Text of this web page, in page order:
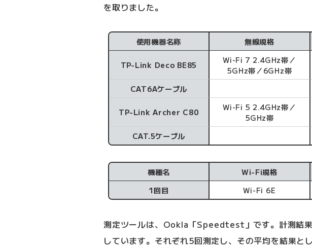
を取りました。
使用機器名称 無線規格
TP-Link Deco BE85
Wi-Fi 7 2.4GHz帯／
5GHz帯／6GHz帯
CAT6Aケーブル
TP-Link Archer C80
Wi-Fi 5 2.4GHz帯／
5GHz帯
CAT.5ケーブル
機種名 Wi-Fi規格
1回目
Wi-Fi 6E
測定ツールは、Ookla「Speedtest」です。計測結
しています。それぞれ5回測定し、その平均を結果と